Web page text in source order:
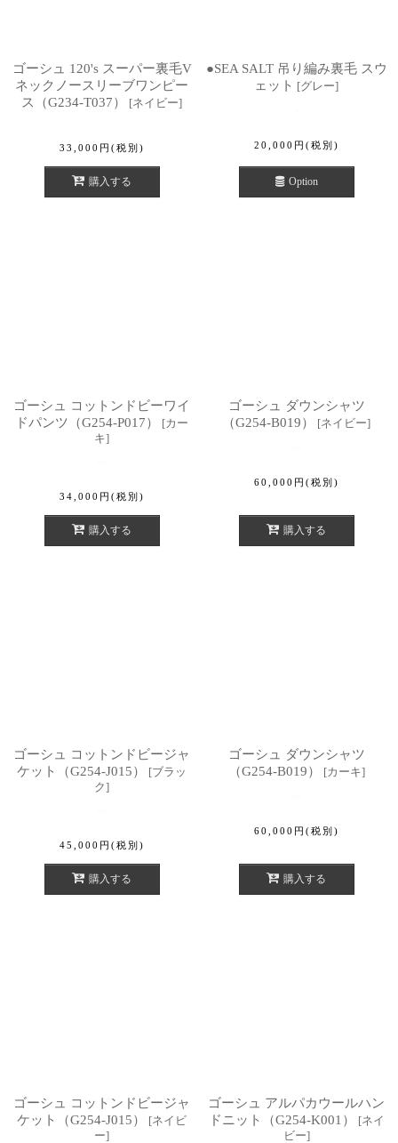
ゴーシュ 120's スーパー裏毛V
ネックノースリーブワンピー
ス（G234-T037）
[ネイビー]
33,000 円 (税別)
購入する
●SEA SALT 吊り編み裏毛 スウ
ェット [グレー]
20,000 円 (税別)
Option
ゴーシュ コットンドビーワイ
ドパンツ（G254-P017）
[カー
キ]
34,000 円 (税別)
購入する
ゴーシュ ダウンシャツ
（G254-B019）
[ネイビー]
60,000 円 (税別)
購入する
ゴーシュ コットンドビージャ
ケット（G254-J015）
[ブラッ
ク]
45,000 円 (税別)
購入する
ゴーシュ ダウンシャツ
（G254-B019）
[カーキ]
60,000 円 (税別)
購入する
ゴーシュ コットンドビージャ
ケット（G254-J015）
[ネイビ
ー]
ゴーシュ アルパカウールハン
ドニット（G254-K001）
[ネイ
ビー]